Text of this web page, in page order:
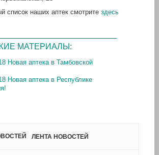
список наших аптек смотрите здесь
МАТЕРИАЛЫ:
Новая аптека в Тамбовской
Новая аптека в Республике
ЛЕНТА НОВОСТЕЙ